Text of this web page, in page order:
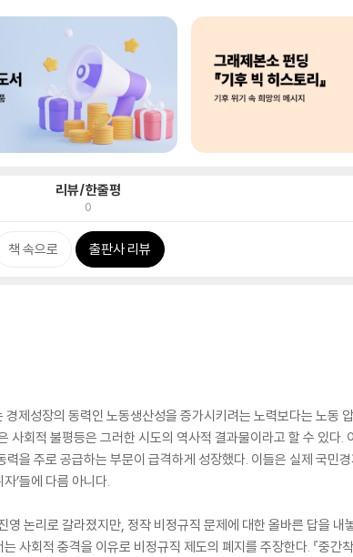
리뷰/한줄평
0
책 속으로 출판사 리뷰
제성장의 동력인 노동생산성을 증가시키려는 노력보다는 노동
사회적 불평등은 그러한 시도의 역사적 결과물이라고 할 수 있다.
을 주로 공급하는 부문이 급격하게 성장했다. 이들은 실제 국민
’들에 다름 아니다.
영 논리로 갈라졌지만, 정작 비정규직 문제에 대한 올바른 답을 내
사회적 충격을 이유로 비정규직 제도의 폐지를 주장한다. 『중간